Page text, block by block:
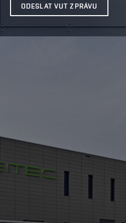
ODESLAT VUT ZPRÁVU